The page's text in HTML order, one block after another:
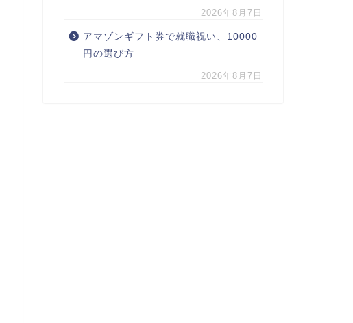
2026年8月7日
アマゾンギフト券で就職祝い、10000
円の選び方
2026年8月7日